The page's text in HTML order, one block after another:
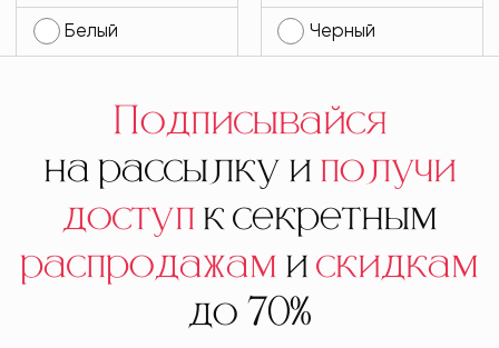
Белый Черный
Подписывайся
на рассылку иполучи
доступк секретным
распродажамискидкам
до 70%